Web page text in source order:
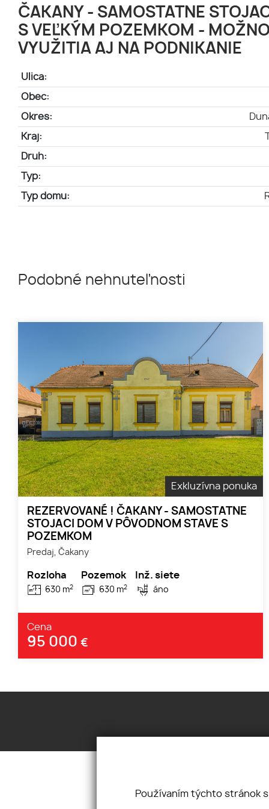
ČAKANY - SAMOSTATNE
S VEĽKÝM POZEMKOM -
VYUŽITIA AJ NA PODNIKANIE
Ulica:
Obec:
Okres:
Kraj:
Druh:
Typ:
Typ domu:
Podobné nehnuteľnosti
Exkluzívna ponuka
REZERVOVANÉ ! ČAKANY - SAMOSTATNE
STOJACI DOM V PÔVODNOM STAVE S
POZEMKOM
Predaj, Čakany
Rozloha
630 m2
Pozemok
630 m2
Inž. siete
áno
Cena
95 000 €
Používaním týchto stránok